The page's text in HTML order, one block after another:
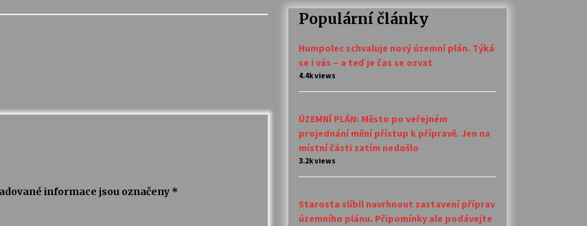
informace jsou označeny *
Populární články
Humpolec schvaluje nový územní plán. Týká
se i vás – a teď je čas se ozvat
4.4k views
ÚZEMNÍ PLÁN: Město po veřejném
projednání mění přístup k přípravě. Jen na
místní části zatím nedošlo
3.2k views
Starosta slíbil navrhnout zastavení příprav
územního plánu. Připomínky ale podávejte